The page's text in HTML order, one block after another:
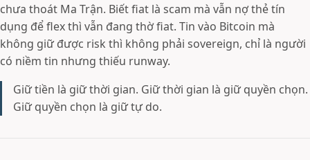
chưa thoát Ma Trận. Biết fiat là scam mà vẫn nợ thẻ tín
dụng để flex thì vẫn đang thờ fiat. Tin vào Bitcoin mà
không giữ được risk thì không phải sovereign, chỉ là người
có niềm tin nhưng thiếu runway.
Giữ tiền là giữ thời gian. Giữ thời gian là giữ quyền chọn.
Giữ quyền chọn là giữ tự do.